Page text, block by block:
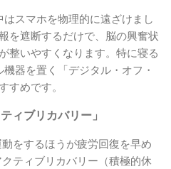
はスマホを物理的に遠ざけまし
を遮断するだけで、脳の興奮状
整いやすくなります。特に寝る
器を置く「デジタル・オフ・
すめです。
ィブリカバリー」
をするほうが疲労回復を早め
ティブリカバリー（積極的休